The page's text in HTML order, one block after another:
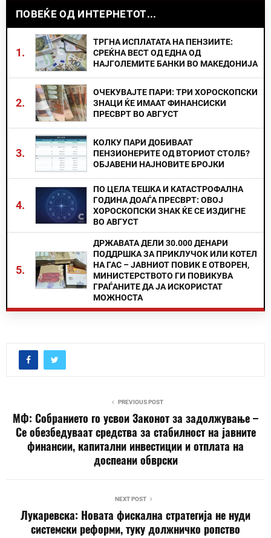
ПОВЕЌЕ ОД ИНТЕРНЕТОТ...
1.
ТРГНА ИСПЛАТАТА НА ПЕНЗИИТЕ:
СРЕЌНА ВЕСТ ОД ЕДНА ОД
НАЈГОЛЕМИТЕ БАНКИ ВО МАКЕДОНИЈА
2.
ОЧЕКУВАЈТЕ ПАРИ: ТРИ ХОРОСКОПСКИ
ЗНАЦИ ЌЕ ИМААТ ФИНАНСИСКИ
ПРЕСВРТ ВО АВГУСТ
3.
КОЛКУ ПАРИ ДОБИВААТ
ПЕНЗИОНЕРИТЕ ОД ВТОРИОТ СТОЛБ?
ОБЈАВЕНИ НАЈНОВИТЕ БРОЈКИ
4.
ПО ЦЕЛА ТЕШКА И КАТАСТРОФАЛНА
ГОДИНА ДОАЃА ПРЕСВРТ: ОВОЈ
ХОРОСКОПСКИ ЗНАК ЌЕ СЕ ИЗДИГНЕ
ВО АВГУСТ
5.
ДРЖАВАТА ДЕЛИ 30.000 ДЕНАРИ
ПОДДРШКА ЗА ПРИКЛУЧОК ИЛИ КОТЕЛ
НА ГАС – ЈАВНИОТ ПОВИК Е ОТВОРЕН,
МИНИСТЕРСТВОТО ГИ ПОВИКУВА
ГРАЃАНИТЕ ДА ЈА ИСКОРИСТАТ
МОЖНОСТА
PREVIOUS POST
МФ: Собранието го усвои Законот за задолжување –
Се обезбедуваат средства за стабилност на јавните
финансии, капитални инвестиции и отплата на
доспеани обврски
NEXT POST
Лукаревска: Новата фискална стратегија не нуди
системски реформи, туку должничко ропство